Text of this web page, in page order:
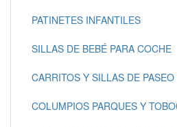
PATINETES INFANTILES
SILLAS DE BEBÉ PARA COCHE
CARRITOS Y SILLAS DE PASEO
COLUMPIOS PARQUES Y